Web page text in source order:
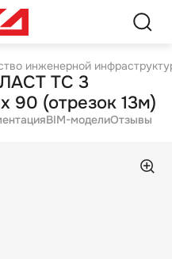
инженерной
ТС 3
90 (отрезок 13м)
BIM-моделиОтзывы